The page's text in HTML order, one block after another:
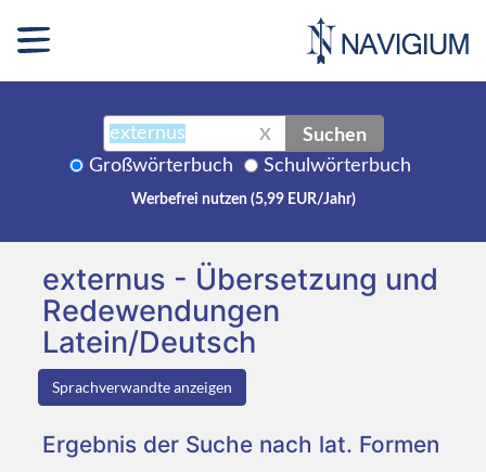
X Suchen
Großwörterbuch Schulwörterbuch
Werbefrei nutzen (5,99 EUR/Jahr)
externus - Übersetzung und
Redewendungen
Latein/Deutsch
Sprachverwandte anzeigen
Ergebnis der Suche nach lat. Formen